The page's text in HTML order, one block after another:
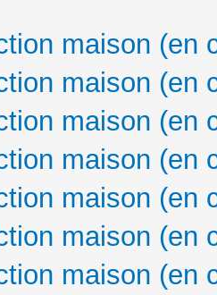
maison (en
maison (en
maison (en
maison (en
maison (en
maison (en
maison (en